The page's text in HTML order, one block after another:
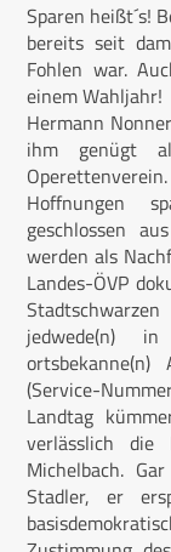
Sparen heißt´s!
bereits seit
Fohlen war.
einem Wahljahr!
Hermann
ihm genügt
Hoffnungen
geschlossen
werden als
Landes-ÖVP
jedwede(n)
ortsbekanne(n)
(Service-
Landtag
verlässlich die
Michelbach.
Stadler, er